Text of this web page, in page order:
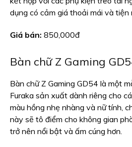
dụng có cảm giá thoải mái và tiện
Giá bán: 850,000đ
Bàn chữ Z Gaming
Bàn chữ Z Gaming GD54 là một
Furaka sản xuất dành riêng cho
màu hồng nhẹ nhàng và nữ tính,
này sẽ tô điểm cho không gian
trở nên nổi bật và ấm cúng hơn.